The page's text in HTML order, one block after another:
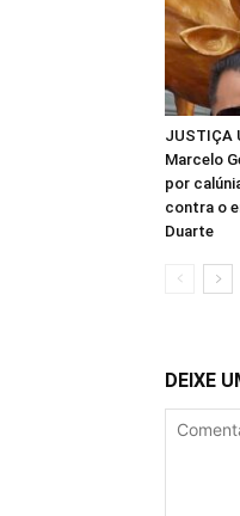
JUSTIÇA
Marcelo
por
contra o
Duarte
DEIXE